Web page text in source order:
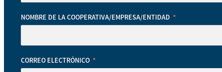
NOMBRE DE LA COOPERATIVA/EMPRESA/ENTIDAD
CORREO ELECTRÓNICO